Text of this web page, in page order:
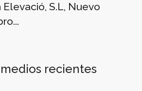
Elevació, S.L, Nuevo
medios recientes